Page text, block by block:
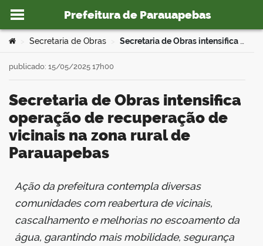
Ir para o conteúdo
Prefeitura de Parauapebas
portal
Você está aqui:
Secretaria de Obras Secretaria de Obras intensifica operação de recuperação de vicinais na zona rural de Parauapebas
Secretaria de Obras intensifica
operação de recuperação de
vicinais na zona rural de
Parauapebas
publicado: 15/05/2025 17h00
Ação da prefeitura contempla diversas
comunidades com reabertura de vicinais,
cascalhamento e melhorias no escoamento da
água, garantindo mais mobilidade, segurança